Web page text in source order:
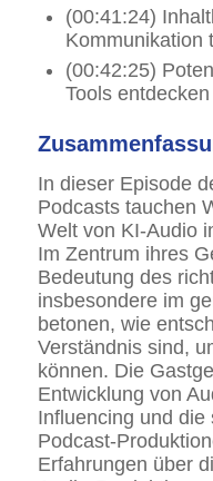
(00:41:24)
Kommunikation
(00:42:25)
Tools entdecken
In dieser Episode
Podcasts tauchen
Welt von KI-Audio
Im Zentrum ihres
Bedeutung des
insbesondere im
betonen, wie
Verständnis sind,
können. Die
Entwicklung von
Influencing und die
Podcast-
Erfahrungen über